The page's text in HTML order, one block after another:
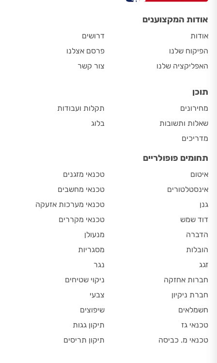
אודות המקצוענים
אודות
הפיקוח שלנו
האפליקציה שלנו
דרושים
פרסם אצלנו
צור קשר
תוכן
מחירונים
שאלות ותשובות
מדריכים
תקלות ועבודות
בלוג
תחומים פופולריים
איטום
אינסטלטורים
גנן
דוד שמש
הדברה
הובלות
זגג
חברות אחזקה
חברת ניקיון
חשמלאים
טכנאי גז
טכנאי מ. כביסה
טכנאי מזגנים
טכנאי מחשבים
טכנאי מערכות אזעקה
טכנאי מקררים
מנעולן
מסגריות
נגר
ניקוי שטיחים
צבעי
שיפוצים
תיקון גגות
תיקון תריסים